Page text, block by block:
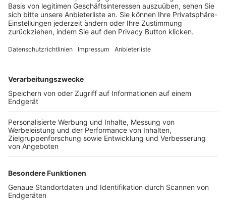
Login SpielPlus
FOLGE DEM BFV
TOP-VEREINE
TOP-PARTNER